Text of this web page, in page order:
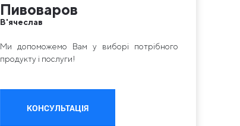
Пивоваров
В'ячеслав
Ми допоможемо Вам у виборі потрібного
продукту і послуги!
КОНСУЛЬТАЦІЯ